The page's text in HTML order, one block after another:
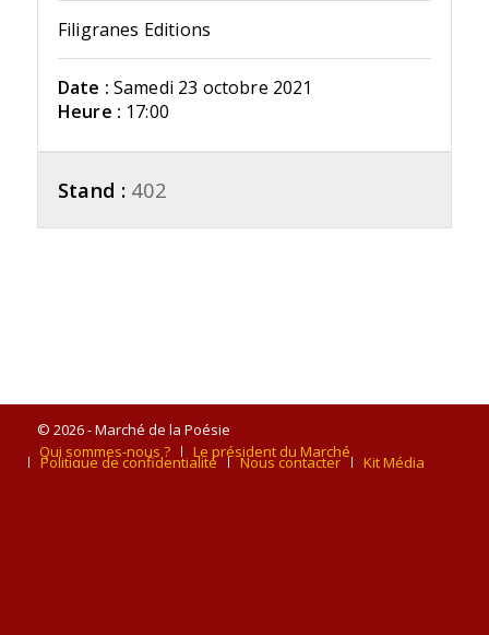
Filigranes Editions
Date : Samedi 23 octobre 2021
Heure : 17:00
Stand : 402
© 2026 - Marché de la Poésie
Qui sommes-nous ?
Le président du Marché
Politique de confidentialité Nous contacter Kit Média